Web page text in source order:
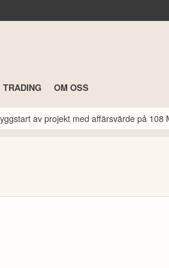
TRADING OM OSS
av projekt med affärsvärde på 108